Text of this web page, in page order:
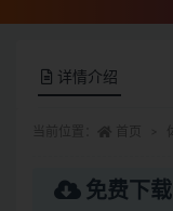
详情介绍
免费下载